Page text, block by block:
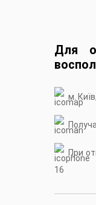
Для
м.
При
16